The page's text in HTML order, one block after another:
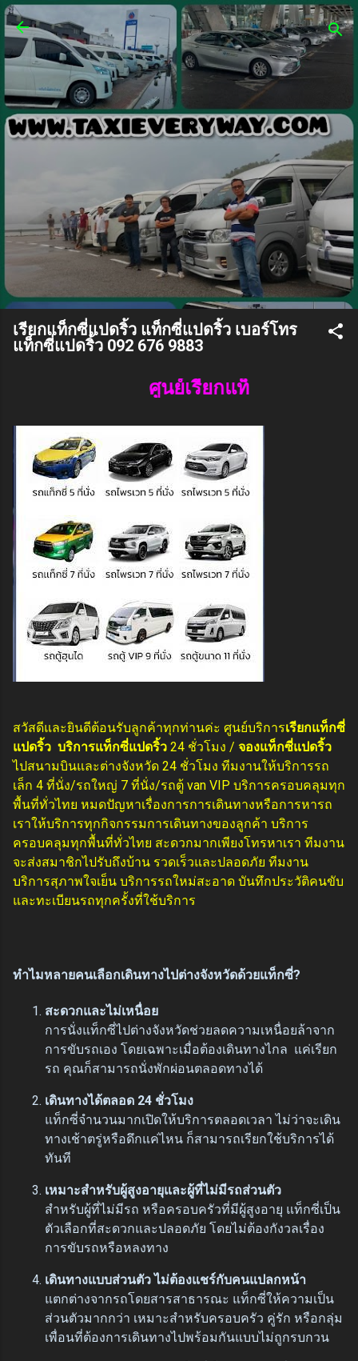
ข้ามไปที่เนื้อหาหลัก
ศูนย์เรียกแท็กซี่ รถตู้24 ชั่วโมง
บริการรถเล็ก 4 ที่นั่ง บริการรถ
ใหญ่ 7 ที่นั่งบริการรถตู้ van
VIP
ศูนย์เรียกแท็กซี่ เบอร์โทรแท็กซี่ บริการแท็กซี่ 24
ชั่วโมง จองแท็กซี่ล่วงหน้า เรียกแท็กซี่ด่วน บริการ
แท็กซี่ในสนามบิน หรือ จองแท็กซี่ไปสนามบินและ
ต่างจังหวัด 24 ชั่วโมง บริการรถใหม่สะอาด บริการ
รถเล็ก 5 ที่นั่ง บริการรถใหญ่ 7 ที่นั่ง บริการรถตู้
van VIP ทีมงานมีรถให้บริการรองรับลูกค้าทุกพื้นที่
ทั่วไทย ทุกจังหวัดทั่วประเทศ และรองรับทุก
กิจกรรมการเดินทางของลูกค้า สะดวกและ
ปลอดภัย บันทึกประวัติคนขับรถทะเบียนรถทุกครั้ง
ที่ใช้บริการ เชิญเรียกใช้บริการได้เลยค่ะ
เรียกแท็กซี่แปดริ้ว แท็กซี่แปดริ้ว เบอร์โทร
แท็กซี่แปดริ้ว 092 676 9883
ศูนย์เรียกแท็กซี่แปดริ้วยินดีต้อนรับค่ะ
สวัสดีและยินดีต้อนรับลูกค้าทุกท่านค่ะ ศูนย์บริการเรียกแท็กซี่
แปดริ้ว บริการแท็กซี่แปดริ้ว 24 ชั่วโมง / จองแท็กซี่แปดริ้ว
ไปสนามบินและต่างจังหวัด 24 ชั่วโมง ทีมงานให้บริการรถ
เล็ก 4 ที่นั่ง/รถใหญ่ 7 ที่นั่ง/รถตู้ van VIP บริการครอบคลุมทุก
พื้นที่ทั่วไทย หมดปัญหาเรื่องการการเดินทางหรือการหารถ
เราให้บริการทุกกิจกรรมการเดินทางของลูกค้า บริการ
ครอบคลุมทุกพื้นที่ทั่วไทย สะดวกมากเพียงโทรหาเรา ทีมงาน
จะส่งสมาชิกไปรับถึงบ้าน รวดเร็วและปลอดภัย ทีมงาน
บริการสุภาพใจเย็น บริการรถใหม่สะอาด บันทึกประวัติคนขับ
และทะเบียนรถทุกครั้งที่ใช้บริการ
ทำไมหลายคนเลือกเดินทางไปต่างจังหวัดด้วยแท็กซี่?
สะดวกและไม่เหนื่อย
การนั่งแท็กซี่ไปต่างจังหวัดช่วยลดความเหนื่อยล้าจาก
การขับรถเอง โดยเฉพาะเมื่อต้องเดินทางไกล แค่เรียก
รถ คุณก็สามารถนั่งพักผ่อนตลอดทางได้
เดินทางได้ตลอด 24 ชั่วโมง
แท็กซี่จำนวนมากเปิดให้บริการตลอดเวลา ไม่ว่าจะเดิน
ทางเช้าตรู่หรือดึกแค่ไหน ก็สามารถเรียกใช้บริการได้
ทันที
เหมาะสำหรับผู้สูงอายุและผู้ที่ไม่มีรถส่วนตัว
สำหรับผู้ที่ไม่มีรถ หรือครอบครัวที่มีผู้สูงอายุ แท็กซี่เป็น
ตัวเลือกที่สะดวกและปลอดภัย โดยไม่ต้องกังวลเรื่อง
การขับรถหรือหลงทาง
เดินทางแบบส่วนตัว ไม่ต้องแชร์กับคนแปลกหน้า
แตกต่างจากรถโดยสารสาธารณะ แท็กซี่ให้ความเป็น
ส่วนตัวมากกว่า เหมาะสำหรับครอบครัว คู่รัก หรือกลุ่ม
เพื่อนที่ต้องการเดินทางไปพร้อมกันแบบไม่ถูกรบกวน